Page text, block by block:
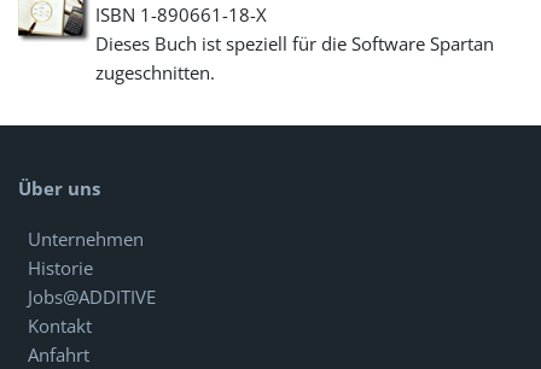
ISBN 1-890661-18-X
Dieses Buch ist speziell für die Software Spartan
zugeschnitten.
Über uns
Unternehmen
Historie
Jobs@ADDITIVE
Kontakt
Anfahrt